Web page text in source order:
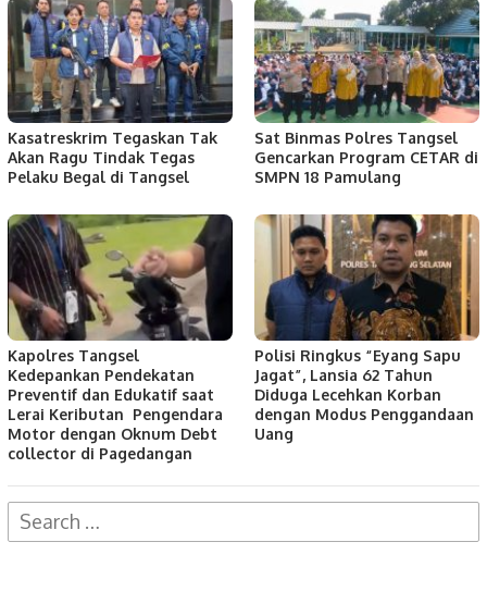
Kasatreskrim Tegaskan Tak
Akan Ragu Tindak Tegas
Pelaku Begal di Tangsel
Sat Binmas Polres Tangsel
Gencarkan Program CETAR di
SMPN 18 Pamulang
Kapolres Tangsel
Kedepankan Pendekatan
Preventif dan Edukatif saat
Lerai Keributan Pengendara
Motor dengan Oknum Debt
collector di Pagedangan
Polisi Ringkus “Eyang Sapu
Jagat”, Lansia 62 Tahun
Diduga Lecehkan Korban
dengan Modus Penggandaan
Uang
Search
for: